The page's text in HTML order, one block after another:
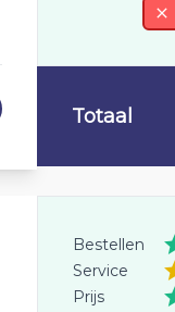
Totaal
Bestellen
Service
Prijs